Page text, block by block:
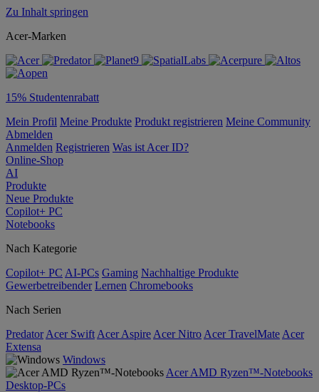
Zu Inhalt springen
Acer-Marken
15% Studentenrabatt
Mein Profil Meine Produkte Produkt registrieren Meine Community
Abmelden
Anmelden Registrieren Was ist Acer ID?
Online-Shop
AI
Produkte
Neue Produkte
Copilot+ PC
Notebooks
Nach Kategorie
Copilot+ PC AI-PCs Gaming Nachhaltige Produkte
Gewerbetreibender Lernen Chromebooks
Nach Serien
Predator Acer Swift Acer Aspire Acer Nitro Acer TravelMate Acer
Extensa
Windows
Acer AMD Ryzen™-Notebooks
Desktop-PCs